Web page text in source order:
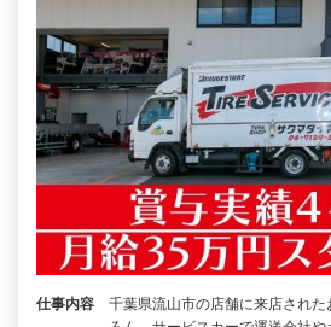
仕事内容
千葉県流山市の店舗に来店され